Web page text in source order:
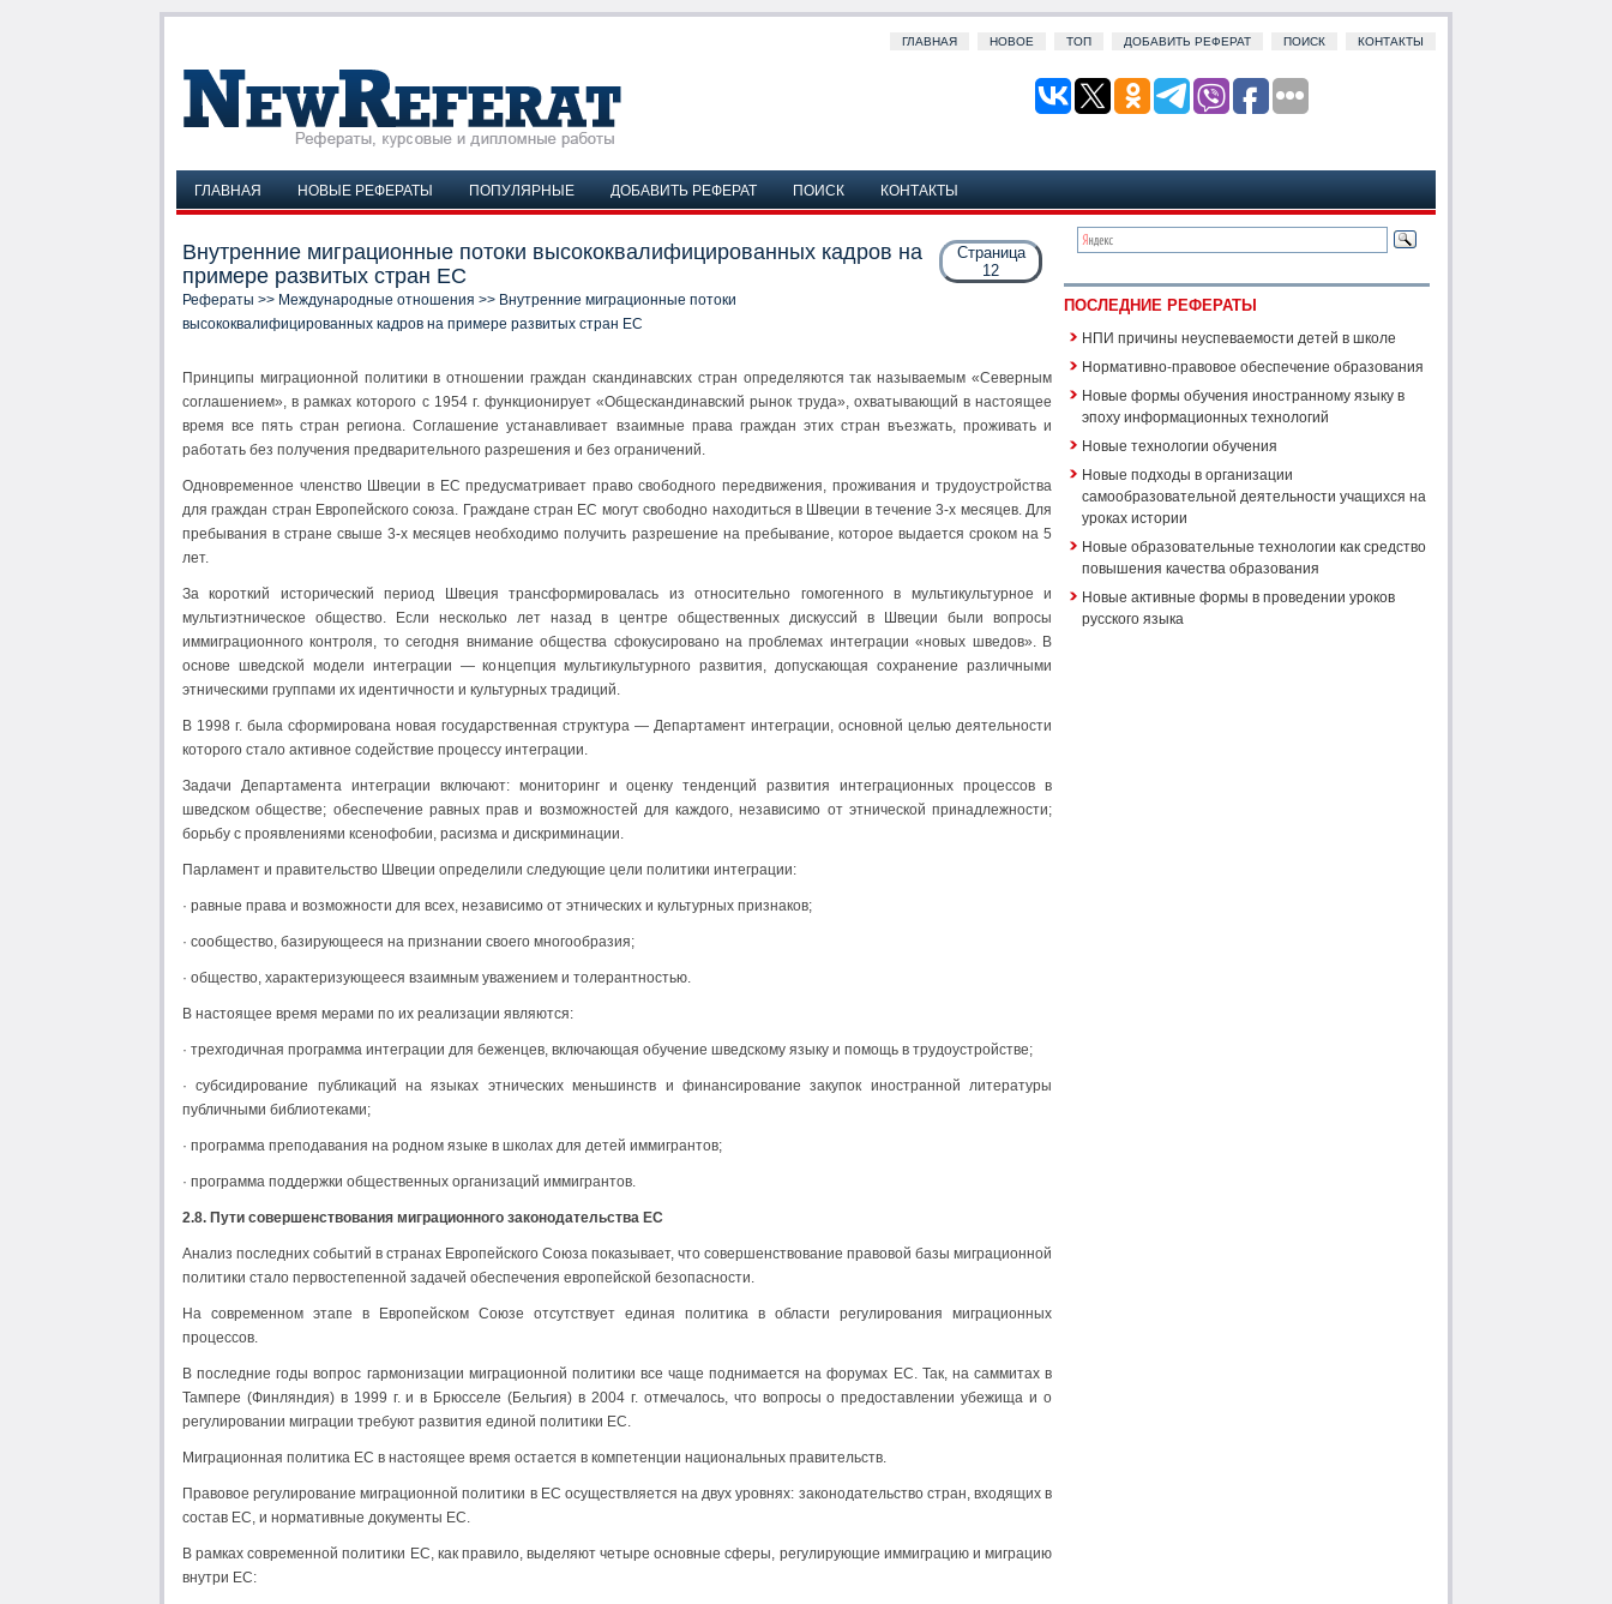
ГЛАВНАЯ НОВОЕ ТОП ДОБАВИТЬ РЕФЕРАТ ПОИСК КОНТАКТЫ
ГЛАВНАЯ НОВЫЕ РЕФЕРАТЫ ПОПУЛЯРНЫЕ ДОБАВИТЬ РЕФЕРАТ ПОИСК КОНТАКТЫ
Страница
12
Внутренние миграционные потоки высококвалифицированных кадров на
примере развитых стран ЕС
Рефераты >> Международные отношения >> Внутренние миграционные потоки
высококвалифицированных кадров на примере развитых стран ЕС
Принципы миграционной политики в отношении граждан скандинавских стран определяются так называемым «Северным
соглашением», в рамках которого с 1954 г. функционирует «Общескандинавский рынок труда», охватывающий в настоящее
время все пять стран региона. Соглашение устанавливает взаимные права граждан этих стран въезжать, проживать и
работать без получения предварительного разрешения и без ограничений.
Одновременное членство Швеции в ЕС предусматривает право свободного передвижения, проживания и трудоустройства
для граждан стран Европейского союза. Граждане стран ЕС могут свободно находиться в Швеции в течение 3-х месяцев. Для
пребывания в стране свыше 3-х месяцев необходимо получить разрешение на пребывание, которое выдается сроком на 5
лет.
За короткий исторический период Швеция трансформировалась из относительно гомогенного в мультикультурное и
мультиэтническое общество. Если несколько лет назад в центре общественных дискуссий в Швеции были вопросы
иммиграционного контроля, то сегодня внимание общества сфокусировано на проблемах интеграции «новых шведов». В
основе шведской модели интеграции — концепция мультикультурного развития, допускающая сохранение различными
этническими группами их идентичности и культурных традиций.
В 1998 г. была сформирована новая государственная структура — Департамент интеграции, основной целью деятельности
которого стало активное содействие процессу интеграции.
Задачи Департамента интеграции включают: мониторинг и оценку тенденций развития интеграционных процессов в
шведском обществе; обеспечение равных прав и возможностей для каждого, независимо от этнической принадлежности;
борьбу с проявлениями ксенофобии, расизма и дискриминации.
Парламент и правительство Швеции определили следующие цели политики интеграции:
· равные права и возможности для всех, независимо от этнических и культурных признаков;
· сообщество, базирующееся на признании своего многообразия;
· общество, характеризующееся взаимным уважением и толерантностью.
В настоящее время мерами по их реализации являются:
· трехгодичная программа интеграции для беженцев, включающая обучение шведскому языку и помощь в трудоустройстве;
· субсидирование публикаций на языках этнических меньшинств и финансирование закупок иностранной литературы
публичными библиотеками;
· программа преподавания на родном языке в школах для детей иммигрантов;
· программа поддержки общественных организаций иммигрантов.
2.8. Пути совершенствования миграционного законодательства ЕС
Анализ последних событий в странах Европейского Союза показывает, что совершенствование правовой базы миграционной
политики стало первостепенной задачей обеспечения европейской безопасности.
На современном этапе в Европейском Союзе отсутствует единая политика в области регулирования миграционных
процессов.
В последние годы вопрос гармонизации миграционной политики все чаще поднимается на форумах ЕС. Так, на саммитах в
Тампере (Финляндия) в 1999 г. и в Брюсселе (Бельгия) в 2004 г. отмечалось, что вопросы о предоставлении убежища и о
регулировании миграции требуют развития единой политики ЕС.
Миграционная политика ЕС в настоящее время остается в компетенции национальных правительств.
Правовое регулирование миграционной политики в ЕС осуществляется на двух уровнях: законодательство стран, входящих в
состав ЕС, и нормативные документы ЕС.
В рамках современной политики ЕС, как правило, выделяют четыре основные сферы, регулирующие иммиграцию и миграцию
внутри ЕС:
ПОСЛЕДНИЕ РЕФЕРАТЫ
НПИ причины неуспеваемости детей в школе
Нормативно-правовое обеспечение образования
Новые формы обучения иностранному языку в
эпоху информационных технологий
Новые технологии обучения
Новые подходы в организации
самообразовательной деятельности учащихся на
уроках истории
Новые образовательные технологии как средство
повышения качества образования
Новые активные формы в проведении уроков
русского языка